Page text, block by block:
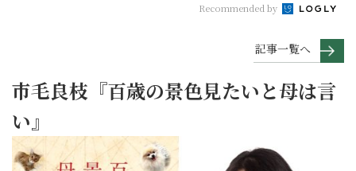
Recommended by
記事一覧へ
市毛良枝『百歳の景色見たいと母は言
い』